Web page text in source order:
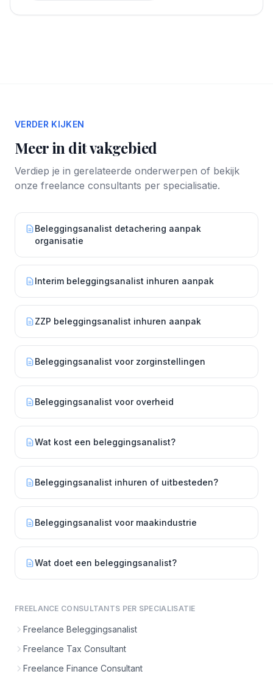
VERDER KIJKEN
Meer in dit vakgebied
Verdiep je in gerelateerde onderwerpen of bekijk
onze freelance consultants per specialisatie.
Beleggingsanalist detachering aanpak
organisatie
Interim beleggingsanalist inhuren aanpak
ZZP beleggingsanalist inhuren aanpak
Beleggingsanalist voor zorginstellingen
Beleggingsanalist voor overheid
Wat kost een beleggingsanalist?
Beleggingsanalist inhuren of uitbesteden?
Beleggingsanalist voor maakindustrie
Wat doet een beleggingsanalist?
FREELANCE CONSULTANTS PER SPECIALISATIE
Freelance Beleggingsanalist
Freelance Tax Consultant
Freelance Finance Consultant